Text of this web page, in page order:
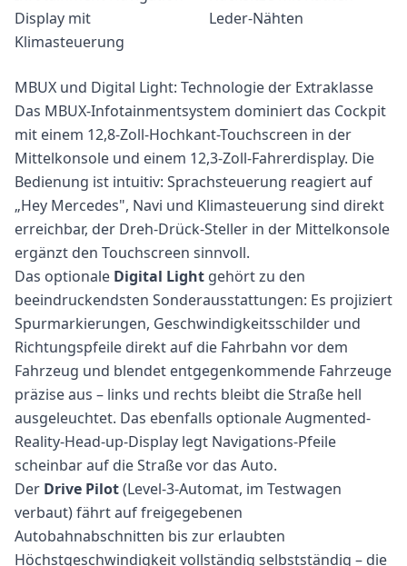
MBUX und Digital Light: Technologie der Extraklasse
Das MBUX-Infotainmentsystem dominiert das Cockpit
mit einem 12,8-Zoll-Hochkant-Touchscreen in der
Mittelkonsole und einem 12,3-Zoll-Fahrerdisplay. Die
Bedienung ist intuitiv: Sprachsteuerung reagiert auf
„Hey Mercedes", Navi und Klimasteuerung sind direkt
erreichbar, der Dreh-Drück-Steller in der Mittelkonsole
ergänzt den Touchscreen sinnvoll.
Das optionale Digital Light gehört zu den
beeindruckendsten Sonderausstattungen: Es projiziert
Spurmarkierungen, Geschwindigkeitsschilder und
Richtungspfeile direkt auf die Fahrbahn vor dem
Fahrzeug und blendet entgegenkommende Fahrzeuge
präzise aus – links und rechts bleibt die Straße hell
ausgeleuchtet. Das ebenfalls optionale Augmented-
Reality-Head-up-Display legt Navigations-Pfeile
scheinbar auf die Straße vor das Auto.
Der Drive Pilot(Level-3-Automat, im Testwagen
verbaut) fährt auf freigegebenen
Autobahnabschnitten bis zur erlaubten
Höchstgeschwindigkeit vollständig selbstständig – die